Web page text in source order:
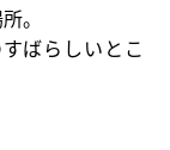
。
ばらしいとこ